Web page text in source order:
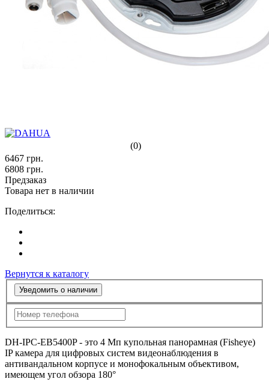
(0)
6467 грн.
6808 грн.
Предзаказ
Товара нет в наличии
Поделиться:
Вернутся к каталогу
Уведомить о наличии
DH-IPC-EB5400P - это 4 Мп купольная панорамная (Fisheye)
IP камера для цифровых систем видеонаблюдения в
антивандальном корпусе и монофокальным объективом,
имеющем угол обзора 180°